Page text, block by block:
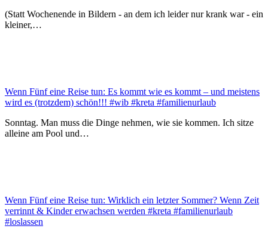
(Statt Wochenende in Bildern - an dem ich leider nur krank war - ein
kleiner,…
Wenn Fünf eine Reise tun: Es kommt wie es kommt – und meistens
wird es (trotzdem) schön!!! #wib #kreta #familienurlaub
Sonntag. Man muss die Dinge nehmen, wie sie kommen. Ich sitze
alleine am Pool und…
Wenn Fünf eine Reise tun: Wirklich ein letzter Sommer? Wenn Zeit
verrinnt & Kinder erwachsen werden #kreta #familienurlaub
#loslassen